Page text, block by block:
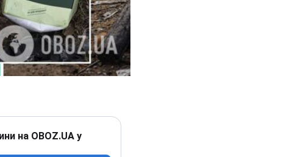
на OBOZ.UA у